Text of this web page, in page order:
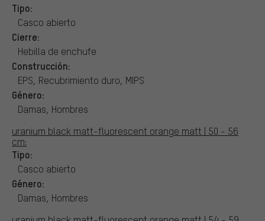
Tipo:
Casco abierto
Cierre:
Hebilla de enchufe
Construcción:
EPS, Recubrimiento duro, MIPS
Género:
Damas, Hombres
uranium black matt-fluorescent orange matt | 50 - 56
cm:
Tipo:
Casco abierto
Género:
Damas, Hombres